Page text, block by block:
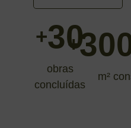
+30
obras
concluídas
+
m²